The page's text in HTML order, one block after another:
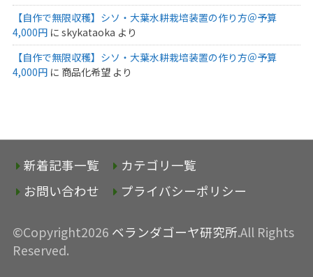
【自作で無限収穫】シソ・大葉水耕栽培装置の作り方＠予算
4,000円に skykataoka より
【自作で無限収穫】シソ・大葉水耕栽培装置の作り方＠予算
4,000円に 商品化希望より
新着記事一覧
カテゴリ一覧
お問い合わせ
プライバシーポリシー
©Copyright2026 ベランダゴーヤ研究所.All Rights
Reserved.